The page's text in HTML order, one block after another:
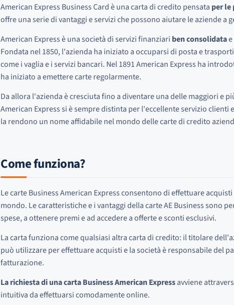
American Express Business Card è una carta di credito pensata per le
offre una serie di vantaggi e servizi che possono aiutare le aziende a
American Express è una società di servizi finanziari ben consolidata
Fondata nel 1850, l'azienda ha iniziato a occuparsi di posta e
come i vaglia e i servizi bancari. Nel 1891 American Express ha
ha iniziato a emettere carte regolarmente.
Da allora l'azienda è cresciuta fino a diventare una delle maggiori e
American Express si è sempre distinta per l'eccellente servizio clienti
la rendono un nome affidabile nel mondo delle carte di credito
Come funziona?
Le carte Business American Express consentono di effettuare
mondo. Le caratteristiche e i vantaggi della carte AE Business sono
spese, a ottenere premi e ad accedere a offerte e sconti esclusivi.
La carta funziona come qualsiasi altra carta di credito: il titolare
può utilizzare per effettuare acquisti e la società è responsabile del
fatturazione.
La richiesta di una carta Business American Expressavviene
intuitiva da effettuarsi comodamente online.